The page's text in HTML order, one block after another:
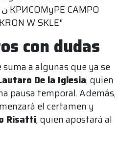
con dudas
a algunas que ya se
De la Iglesia, quien
pausa temporal. Además,
el certamen y
Risatti, quien apostará al